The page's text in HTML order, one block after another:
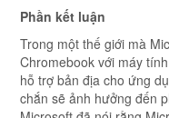
Phần kết luận
Trong một thế giới mà
Chromebook với máy
hỗ trợ bản địa cho ứng
chắn sẽ ảnh hưởng đến